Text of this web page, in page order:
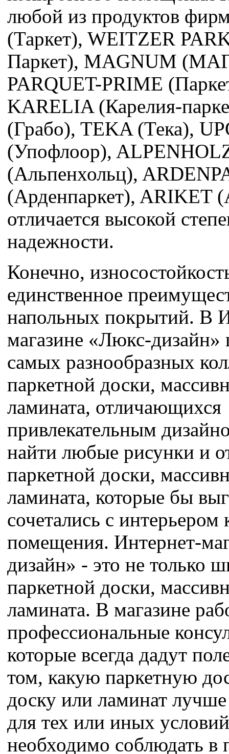
любой из продуктов
(Таркет), WEITZER
Паркет), MAGNUM
PARQUET-PRIME
KARELIA (Карелия-
(Грабо), TEKA (Тека),
(Упофлоор),
(Альпенхольц),
(Арденпаркет), ARIKET
отличается высокой
надежности.
Конечно,
единственное
напольных покрытий. В
магазине «Люкс-
самых разнообразных
паркетной доски,
ламината, отличающихся
привлекательным
найти любые рисунки и
паркетной доски,
ламината, которые бы
сочетались с интерьером
помещения. Интернет-
дизайн» - это не только
паркетной доски,
ламината. В магазине
профессиональные
которые всегда дадут
том, какую паркетную
доску или ламинат лучше
для тех или иных
необходимо соблюдать в